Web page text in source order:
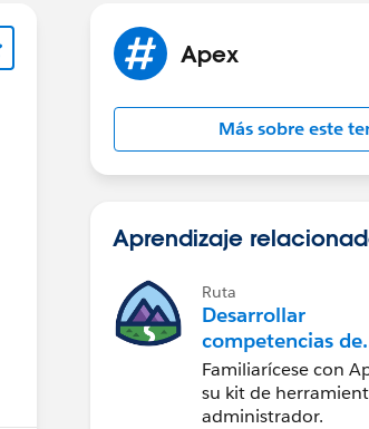
Apex
Más sobre este
Aprendizaje
Ruta
Desarrollar
competencias de
codificación Apex
Familiarícese con
su kit de
administrador.